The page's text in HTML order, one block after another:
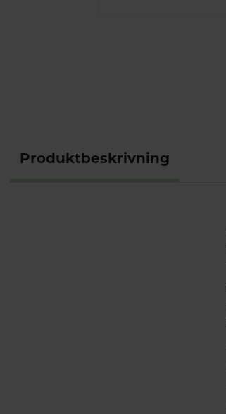
Produktbeskrivning